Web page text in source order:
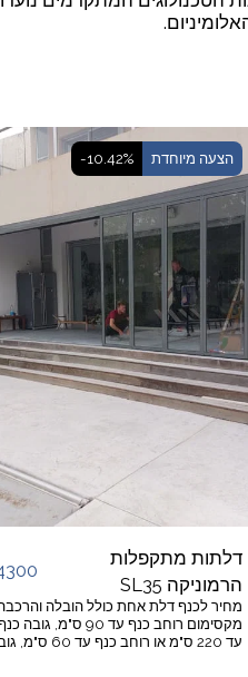
הצעה מיוחדת -10.42%
דלתות מתקפלות
הרמוניקה SL35
מחיר לכנף דלת אחת כולל הובלה
מקסימום רוחב כנף עד 90 ס"מ, גובה
עד 220 ס"מ או רוחב כנף עד 60